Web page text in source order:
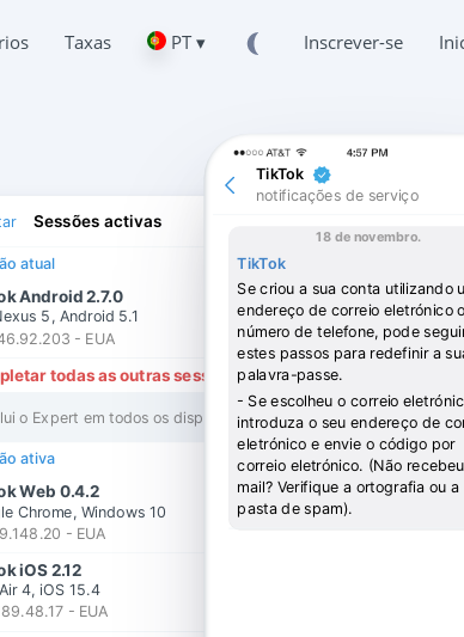
Taxas PT ▾ Inscrever-se
Sessões activas
atual
Android 2.7.0 em linha
5, Android 5.1
- EUA
todas as outras sessões.
o Expert em todos os dispositivos
ativa
Web 0.4.2 0.78125
Chrome, Windows 10
- EUA
iOS 2.12
4, iOS 15.4
- EUA
TikTok
notificações de serviço
18 de novembro.
TikTok
Se criou a sua conta utilizando
endereço de correio eletrónico
número de telefone, pode
estes passos para redefinir a
palavra-passe.
- Se escolheu o correio
introduza o seu endereço de
eletrónico e envie o código por
correio eletrónico. (Não
mail? Verifique a ortografia ou a
pasta de spam).